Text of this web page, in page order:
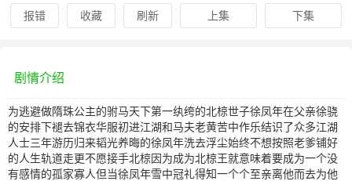
报错 收藏 刷新 上集 下集
剧情介绍
为逃避做隋珠公主的驸马天下第一纨绔的北椋世子徐凤年在父亲徐骁
的安排下褪去锦衣华服初进江湖和马夫老黄苦中作乐结识了众多江湖
人士三年游历归来韬光养晦的徐凤年洗去浮尘始终不想按照老爹铺好
的人生轨道走更不愿接手北椋因为成为北椋王就意味着要成为一个没
有感情的孤家寡人但当徐凤年雪中冠礼得知一个个至亲离他而去为他